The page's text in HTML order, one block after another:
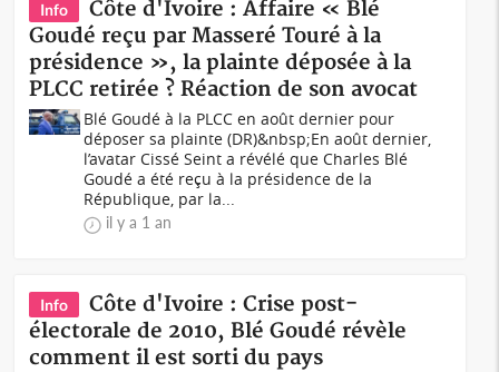
Info
Côte d'Ivoire : Affaire « Blé
Goudé reçu par Masseré Touré à la
présidence », la plainte déposée à la
PLCC retirée ? Réaction de son avocat
Blé Goudé à la PLCC en août dernier pour
déposer sa plainte (DR)&nbsp;En août dernier,
l’avatar Cissé Seint a révélé que Charles Blé
Goudé a été reçu à la présidence de la
République, par la...
il y a 1 an
Info
Côte d'Ivoire : Crise post-
électorale de 2010, Blé Goudé révèle
comment il est sorti du pays